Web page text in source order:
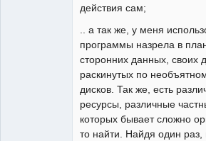
действия сам;
.. а так же, у меня
программы назрела в
сторонних данных, своих
раскинутых по
дисков. Так же, есть
ресурсы, различные
которых бывает сложно
то найти. Найдя один раз,